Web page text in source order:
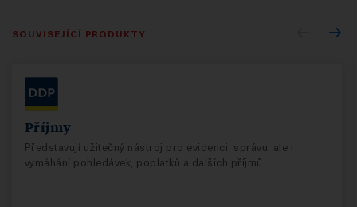
SOUVISEJÍCÍ PRODUKTY
Příjmy
Představují užitečný nástroj pro evidenci, správu, ale i
vymáhání pohledávek, poplatků a dalších příjmů.